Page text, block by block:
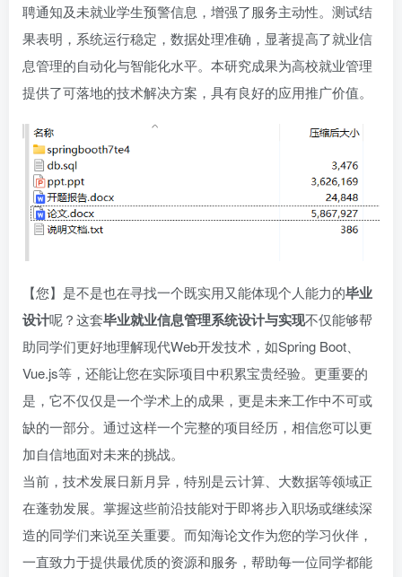
聘通知及未就业学生预警信息，增强了服务主动性。测试结
果表明，系统运行稳定，数据处理准确，显著提高了就业信
息管理的自动化与智能化水平。本研究成果为高校就业管理
提供了可落地的技术解决方案，具有良好的应用推广价值。
【您】是不是也在寻找一个既实用又能体现个人能力的毕业
设计呢？这套毕业就业信息管理系统设计与实现不仅能够帮
助同学们更好地理解现代Web开发技术，如Spring Boot、
Vue.js等，还能让您在实际项目中积累宝贵经验。更重要的
是，它不仅仅是一个学术上的成果，更是未来工作中不可或
缺的一部分。通过这样一个完整的项目经历，相信您可以更
加自信地面对未来的挑战。
当前，技术发展日新月异，特别是云计算、大数据等领域正
在蓬勃发展。掌握这些前沿技能对于即将步入职场或继续深
造的同学们来说至关重要。而知海论文作为您的学习伙伴，
一直致力于提供最优质的资源和服务，帮助每一位同学都能